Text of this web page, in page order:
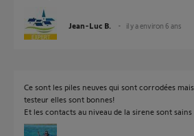
Jean-Luc B. il y a environ 6 ans
Ce sont les piles neuves qui sont corrodées
testeur elles sont bonnes!
Et les contacts au niveau de la sirene sont sains